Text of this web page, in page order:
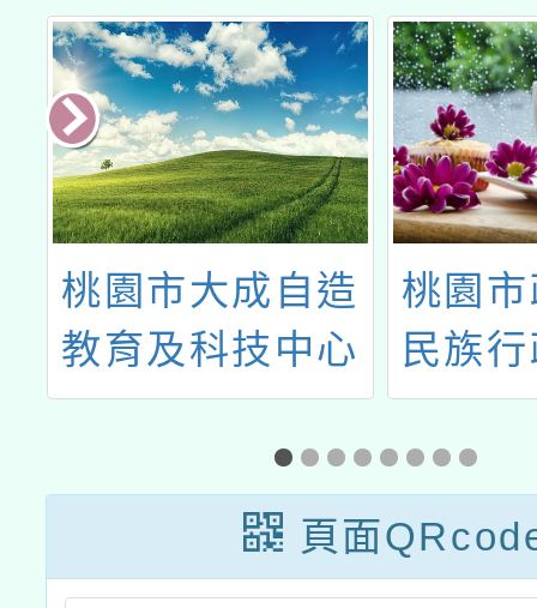
桃園市大成自造
教育及科技中心
辦理113年11月
份教師研習
桃園
民族
「113
民族
員設
畫」
頁面